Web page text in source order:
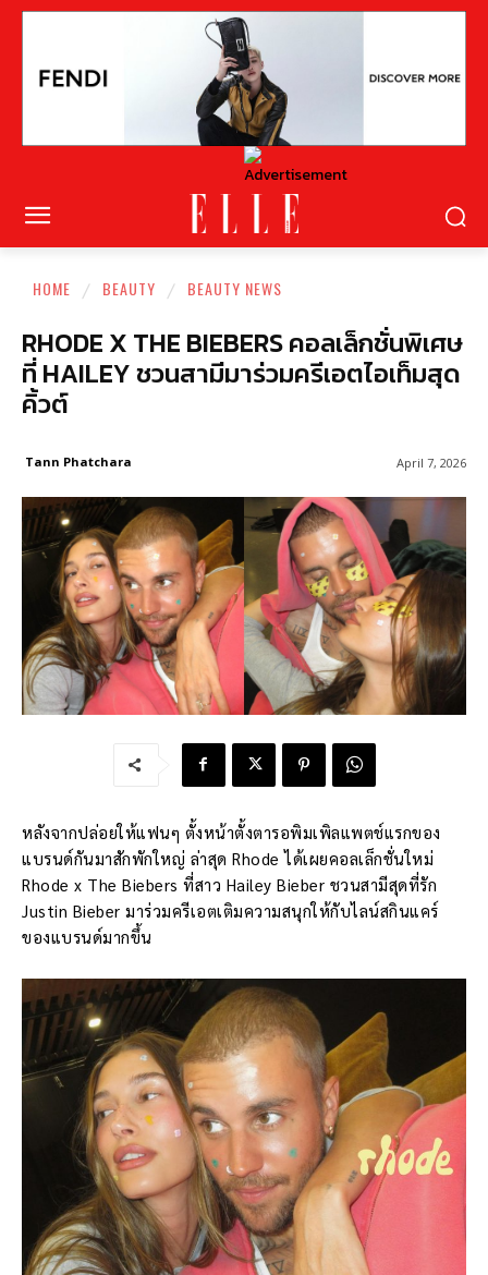
HOME BEAUTY BEAUTY NEWS
RHODE X THE BIEBERS คอลเล็กชั่นพิเศษ
ที่ HAILEY ชวนสามีมาร่วมครีเอตไอเท็มสุด
คิ้วต์
April 7, 2026
Tann Phatchara
หลังจากปล่อยให้แฟนๆ ตั้งหน้าตั้งตารอพิมเพิลแพตช์แรกของ
แบรนด์กันมาสักพักใหญ่ ล่าสุด Rhode ได้เผยคอลเล็กชั่นใหม่
Rhode x The Biebers ที่สาว Hailey Bieber ชวนสามีสุดที่รัก
Justin Bieber มาร่วมครีเอตเติมความสนุกให้กับไลน์สกินแคร์
ของแบรนด์มากขึ้น